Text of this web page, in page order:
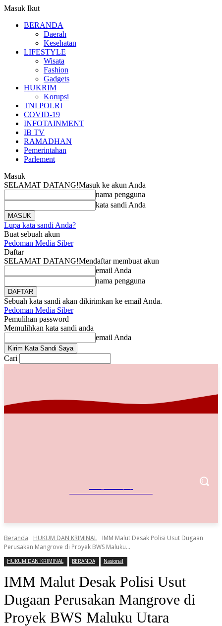
Masuk Ikut
BERANDA
Daerah
Kesehatan
LIFESTYLE
Wisata
Fashion
Gadgets
HUKRIM
Korupsi
TNI POLRI
COVID-19
INFOTAINMENT
IB TV
RAMADHAN
Pemerintahan
Parlement
Masuk
SELAMAT DATANG!Masuk ke akun Anda
nama pengguna
kata sandi Anda
Lupa kata sandi Anda?
Buat sebuah akun
Pedoman Media Siber
Daftar
SELAMAT DATANG!Mendaftar membuat akun
email Anda
nama pengguna
Sebuah kata sandi akan dikirimkan ke email Anda.
Pedoman Media Siber
Pemulihan password
Memulihkan kata sandi anda
email Anda
Cari
Referensi Bisnis Indonesia
Beranda HUKUM DAN KRIMINAL
IMM Malut Desak Polisi Usut Dugaan
Perusakan Mangrove di Proyek BWS Maluku...
HUKUM DAN KRIMINAL BERANDA Nasional
IMM Malut Desak Polisi Usut
Dugaan Perusakan Mangrove di
Proyek BWS Maluku Utara